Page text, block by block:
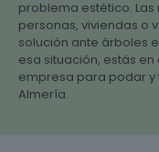
problema estético.
personas, viviendas o
solución ante árboles
esa situación, estás
empresa para podar y
Almería.